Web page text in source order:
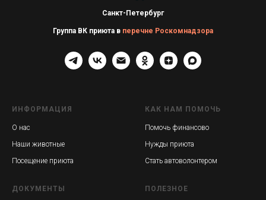
Санкт-Петербург
Группа ВК приюта в перечне Роскомнадзора
ИНФОРМАЦИЯ
О нас
Наши животные
Посещение приюта
КАК НАМ ПОМОЧЬ
Помочь финансово
Нужды приюта
Стать автоволонтером
ДОКУМЕНТЫ ПОЛЕЗНОЕ